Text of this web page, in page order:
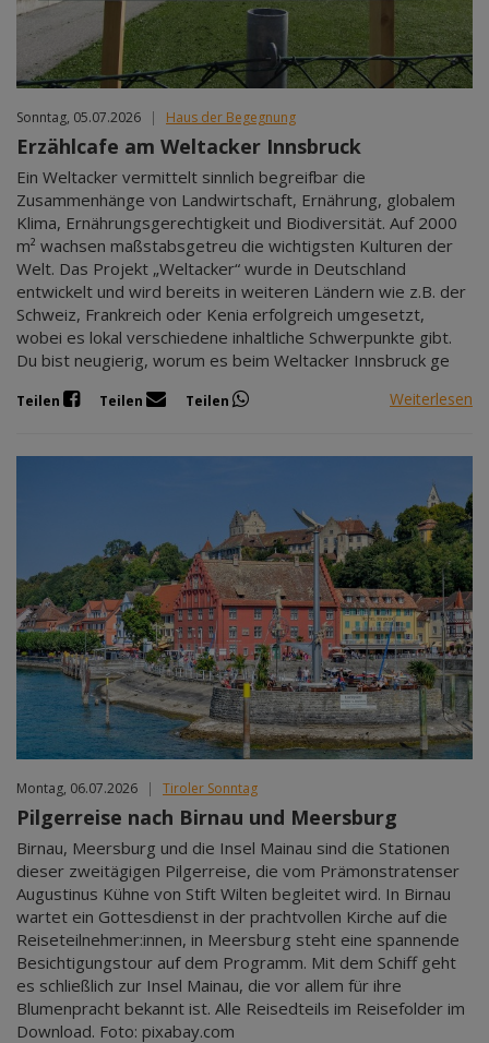
Sonntag, 05.07.2026 | Haus der Begegnung
Erzählcafe am Weltacker Innsbruck
Ein Weltacker vermittelt sinnlich begreifbar die
Zusammenhänge von Landwirtschaft, Ernährung, globalem
Klima, Ernährungsgerechtigkeit und Biodiversität. Auf 2000
m² wachsen maßstabsgetreu die wichtigsten Kulturen der
Welt. Das Projekt „Weltacker“ wurde in Deutschland
entwickelt und wird bereits in weiteren Ländern wie z.B. der
Schweiz, Frankreich oder Kenia erfolgreich umgesetzt,
wobei es lokal verschiedene inhaltliche Schwerpunkte gibt.
Du bist neugierig, worum es beim Weltacker Innsbruck ge
Teilen Teilen Teilen Weiterlesen
Montag, 06.07.2026 | Tiroler Sonntag
Pilgerreise nach Birnau und Meersburg
Birnau, Meersburg und die Insel Mainau sind die Stationen
dieser zweitägigen Pilgerreise, die vom Prämonstratenser
Augustinus Kühne von Stift Wilten begleitet wird. In Birnau
wartet ein Gottesdienst in der prachtvollen Kirche auf die
Reiseteilnehmer:innen, in Meersburg steht eine spannende
Besichtigungstour auf dem Programm. Mit dem Schiff geht
es schließlich zur Insel Mainau, die vor allem für ihre
Blumenpracht bekannt ist. Alle Reisedteils im Reisefolder im
Download. Foto: pixabay.com